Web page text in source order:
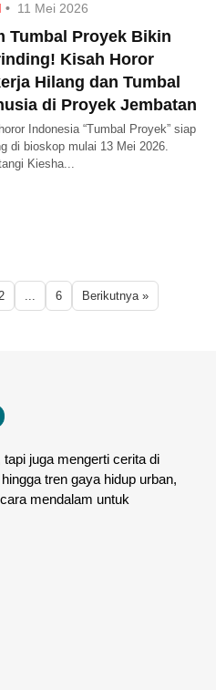
• 11 Mei 2026
Tumbal Proyek Bikin
Kisah Horor
Hilang dan Tumbal
di Proyek Jembatan
Indonesia “Tumbal Proyek” siap
di bioskop mulai 13 Mei 2026.
Kiesha...
... 6 Berikutnya »
juga mengerti cerita di
tren gaya hidup urban,
mendalam untuk